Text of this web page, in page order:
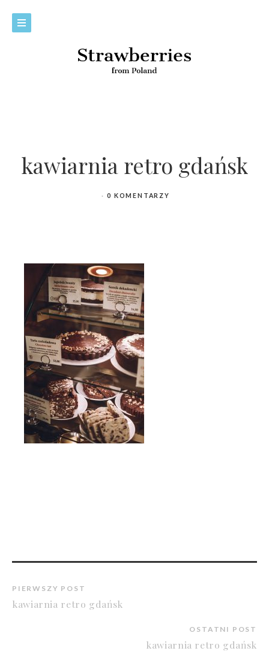
kawiarnia retro gdańsk
0 KOMENTARZY
PIERWSZY POST
kawiarnia retro gdańsk
OSTATNI POST
kawiarnia retro gdańsk